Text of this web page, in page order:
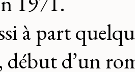
à part
d’un